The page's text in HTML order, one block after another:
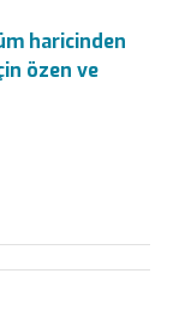
haricinden
özen ve